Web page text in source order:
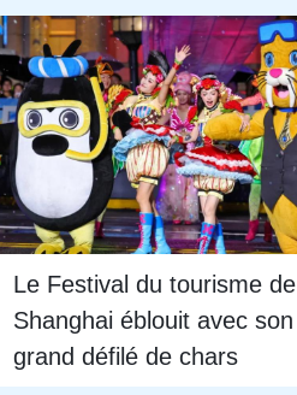
Le Festival du tourisme de
Shanghai éblouit avec son
grand défilé de chars